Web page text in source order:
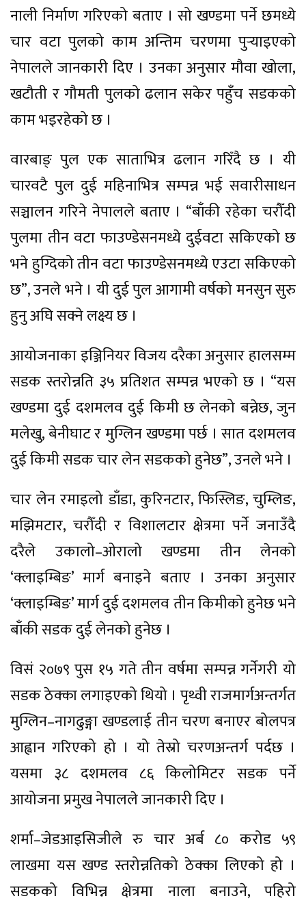
नाली निर्माण गरिएको बताए । सो खण्डमा पर्ने छमध्ये
चार वटा पुलको काम अन्तिम चरणमा पुर्‍याइएको
नेपालले जानकारी दिए । उनका अनुसार मौवा खोला,
खटौती र गौमती पुलको ढलान सकेर पहुँच सडकको
काम भइरहेको छ ।
वारबाङ् पुल एक साताभित्र ढलान गरिँदै छ । यी
चारवटै पुल दुई महिनाभित्र सम्पन्न भई सवारीसाधन
सञ्चालन गरिने नेपालले बताए । “बाँकी रहेका चरौँदी
पुलमा तीन वटा फाउण्डेसनमध्ये दुईवटा सकिएको छ
भने हुग्दिको तीन वटा फाउण्डेसनमध्ये एउटा सकिएको
छ”, उनले भने । यी दुई पुल आगामी वर्षको मनसुन सुरु
हुनु अघि सक्ने लक्ष्य छ ।
आयोजनाका इञ्जिनियर विजय दरैका अनुसार हालसम्म
सडक स्तरोन्नति ३५ प्रतिशत सम्पन्न भएको छ । “यस
खण्डमा दुई दशमलव दुई किमी छ लेनको बन्नेछ, जुन
मलेखु, बेनीघाट र मुग्लिन खण्डमा पर्छ । सात दशमलव
दुई किमी सडक चार लेन सडकको हुनेछ”, उनले भने ।
चार लेन रमाइलो डाँडा, कुरिनटार, फिस्लिङ, चुम्लिङ,
मझिमटार, चरौँदी र विशालटार क्षेत्रमा पर्ने जनाउँदै
दरैले उकालो–ओरालो खण्डमा तीन लेनको
‘क्लाइम्बिङ’ मार्ग बनाइने बताए । उनका अनुसार
‘क्लाइम्बिङ’ मार्ग दुई दशमलव तीन किमीको हुनेछ भने
बाँकी सडक दुई लेनको हुनेछ ।
विसं २०७९ पुस १५ गते तीन वर्षमा सम्पन्न गर्नेगरी यो
सडक ठेक्का लगाइएको थियो । पृथ्वी राजमार्गअन्तर्गत
मुग्लिन–नागढुङ्गा खण्डलाई तीन चरण बनाएर बोलपत्र
आह्वान गरिएको हो । यो तेस्रो चरणअन्तर्ग पर्दछ ।
यसमा ३८ दशमलव ८६ किलोमिटर सडक पर्ने
आयोजना प्रमुख नेपालले जानकारी दिए ।
शर्मा–जेडआइसिजीले रु चार अर्ब ८० करोड ५९
लाखमा यस खण्ड स्तरोन्नतिको ठेक्का लिएको हो ।
सडकको विभिन्न क्षेत्रमा नाला बनाउने, पहिरो